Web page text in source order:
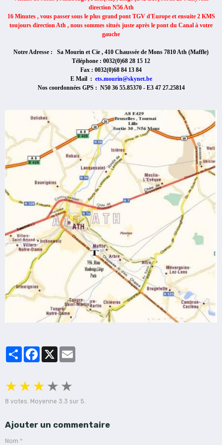
direction N56 Ath
16 Minutes , vous passer sous le plus grand pont TGV d'Europe et ensuite 2 KMS
toujours direction Ath , nous sommes situés juste après le pont du Canal à votre
gauche
Notre Adresse : Sa Mourin et Cie , 410 Chaussée de Mons 7810 Ath (Maffle)
Téléphone : 0032(0)68 28 15 12
Fax : 0032(0)68 84 13 84
E Mail : ets.mourin@skynet.be
Nos coordonnées GPS : N50 36 55.85370 - E3 47 27.25814
PartagerFacebook
X
★ ★ ★ ★ ★
8 votes. Moyenne 3.3 sur 5.
Ajouter un commentaire
Nom